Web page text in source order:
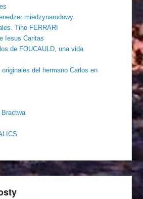
miedzynarodowy
Tino FERRARI
Iesus Caritas
de FOUCAULD, una vida
del hermano Carlos en